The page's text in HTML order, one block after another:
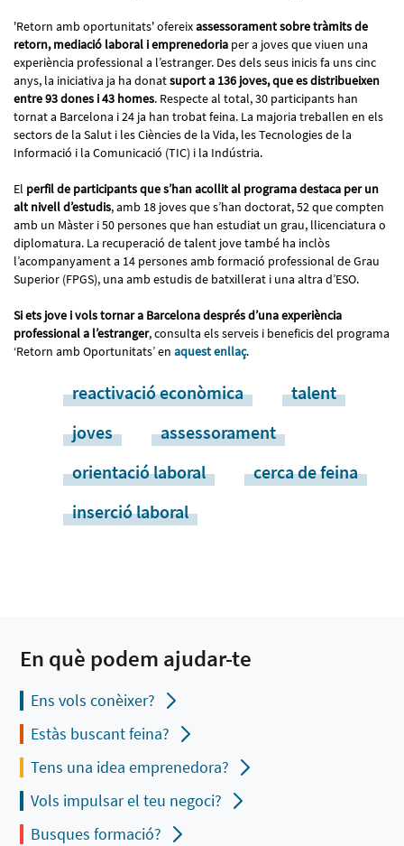
'Retorn amb oportunitats' ofereixassessorament sobre tràmits de
retorn, mediació laboral i emprenedoria per a joves que viuen una
experiència professional a l’estranger. Des dels seus inicis fa uns cinc
anys, la iniciativa ja ha donatsuport a 136 joves, que es distribueixen
entre 93 dones i 43 homes. Respecte al total, 30 participants han
tornat a Barcelona i 24 ja han trobat feina. La majoria treballen en els
sectors de la Salut i les Ciències de la Vida, les Tecnologies de la
Informació i la Comunicació (TIC) i la Indústria.
El perfil de participants que s’han acollit al programadestaca per un
alt nivell d’estudis, amb 18 joves que s’han doctorat, 52 que compten
amb un Màster i 50 persones que han estudiat un grau, llicenciatura o
diplomatura. La recuperació de talent jove també ha inclòs
l’acompanyament a 14 persones amb formació professional de Grau
Superior (FPGS), una amb estudis de batxillerat i una altra d’ESO.
Si ets jove i vols tornar a Barcelona després d’una experiència
professional a l’estranger, consulta els serveis i beneficis del programa
‘Retorn amb Oportunitats’ en aquest enllaç.
reactivació econòmica
talent
joves
assessorament
orientació laboral
cerca de feina
inserció laboral
En què podem ajudar-te
Ens vols conèixer?
Estàs buscant feina?
Tens una idea emprenedora?
Vols impulsar el teu negoci?
Busques formació?